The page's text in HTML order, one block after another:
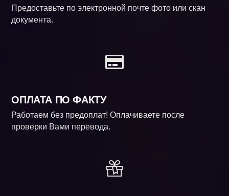
Предоставьте по электронной почте фото или скан
документа.
ОПЛАТА ПО ФАКТУ
Работаем без предоплат! Оплачиваете после
проверки Вами перевода.